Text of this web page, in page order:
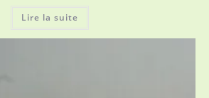
Lire la suite